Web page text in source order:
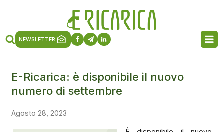
NEWSLETTER
E-Ricarica: è disponibile il nuovo
numero di settembre
Agosto 28, 2023